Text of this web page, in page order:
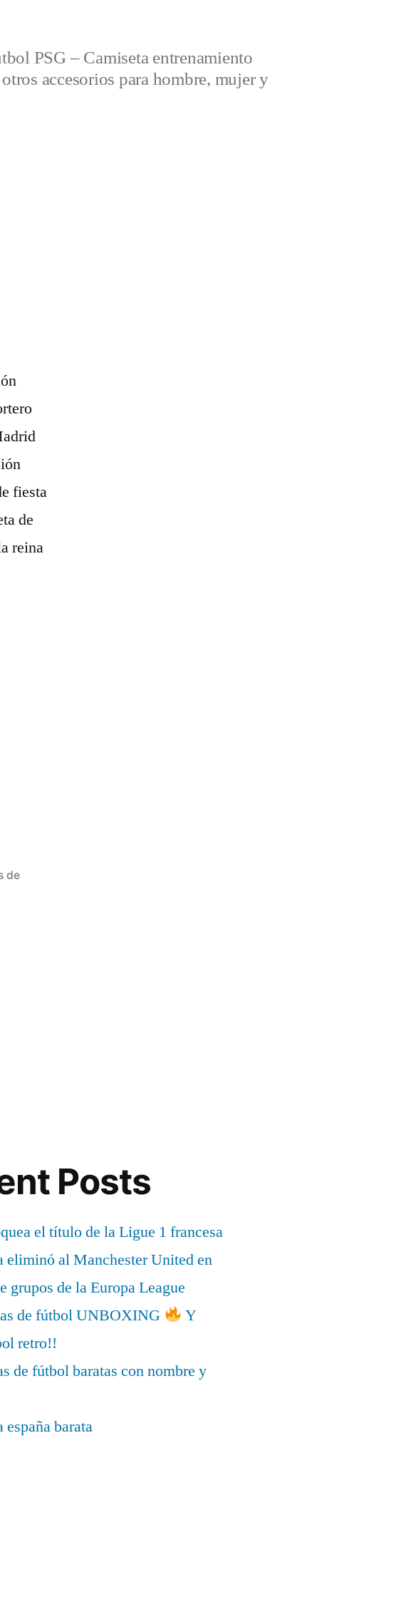
PSG – Camiseta entrenamiento
accesorios para hombre, mujer y
fiesta
de
reina
de
Posts
el título de la Ligue 1 francesa
eliminó al Manchester United en
grupos de la Europa League
de fútbol UNBOXING
Y
retro!!
de fútbol baratas con nombre y
españa barata